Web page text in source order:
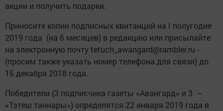
акции и получить подарки.
Приносите копии подписных квитанций на I полугодие
2019 года (на 6 месяцев) в редакцию или присылайте
на электронную ­почту tetuch_awangard@rambler.ru ­
(просим также указать номер телефона для связи) до
15 ­декабря 2018 года.
Победители (3 подписчика ­газеты «Авангард» и 3 –
«Тэтеш таннары») определятся 22 января 2019 года в